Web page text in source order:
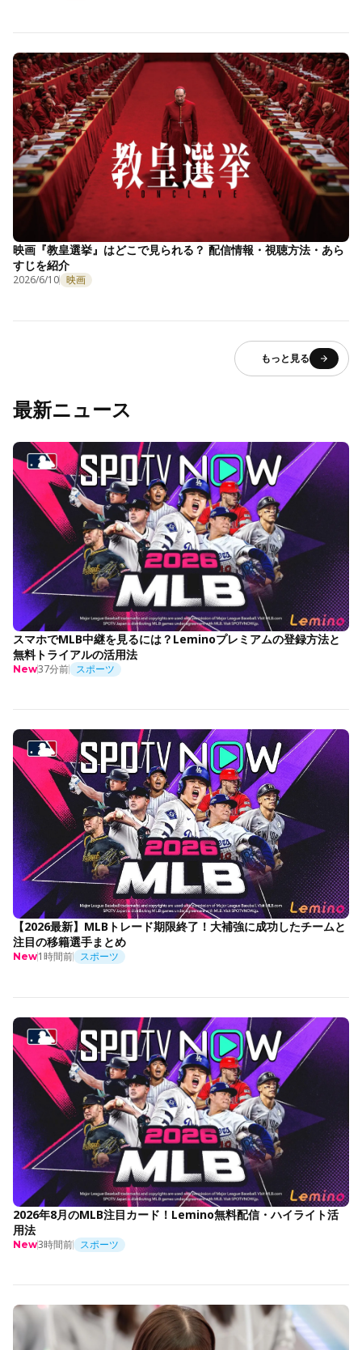
映画『教皇選挙』はどこで見られる？ 配信情報・視聴方法・あら
すじを紹介
2026/6/10 映画
もっと見る
最新ニュース
スマホでMLB中継を見るには？Leminoプレミアムの登録方法と
無料トライアルの活用法
New37分前 スポーツ
【2026最新】MLBトレード期限終了！大補強に成功したチームと
注目の移籍選手まとめ
New1時間前 スポーツ
2026年8月のMLB注目カード！Lemino無料配信・ハイライト活
用法
New3時間前 スポーツ